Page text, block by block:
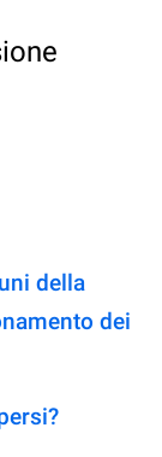
della
dei